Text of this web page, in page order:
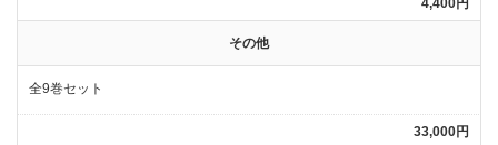
4,400円
その他
全9巻セット
33,000円